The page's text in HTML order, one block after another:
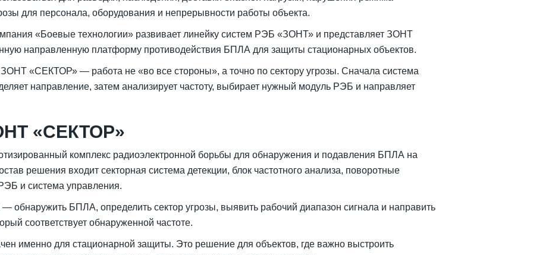
для персонала, оборудования и непрерывности работы объекта.
«Боевые технологии» развивает линейку систем РЭБ «ЗОНТ» и представляет ЗОНТ
направленную платформу противодействия БПЛА для защиты стационарных объектов.
ЗОНТ «СЕКТОР» — работа не «во все стороны», а точно по сектору угрозы. Сначала система
направление, затем анализирует частоту, выбирает нужный модуль РЭБ и направляет
«СЕКТОР»
комплекс радиоэлектронной борьбы для обнаружения и подавления БПЛА на
решения входит секторная система детекции, блок частотного анализа, поворотные
и система управления.
обнаружить БПЛА, определить сектор угрозы, выявить рабочий диапазон сигнала и направить
соответствует обнаруженной частоте.
именно для стационарной защиты. Это решение для объектов, где важно выстроить